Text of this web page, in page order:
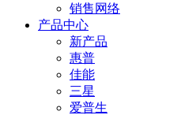
销售网络
产品中心
新产品
惠普
佳能
三星
爱普生